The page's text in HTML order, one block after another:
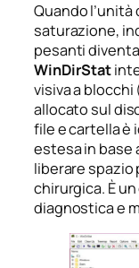
Quando
saturazione,
pesanti
WinDirStat
visiva a
allocato sul
file e cartella è
estesa in base
liberare
chirurgica. È
diagnostica e